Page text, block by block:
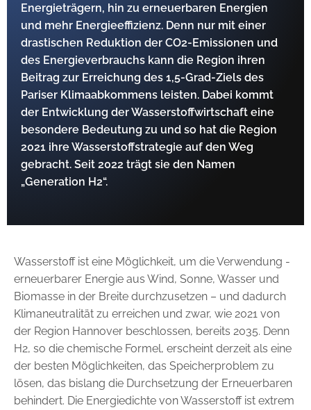
Energieträgern, hin zu ­erneuerbaren Energien
und mehr Energieeffi­zienz. Denn nur mit einer
drastischen Reduktion der CO2-Emissionen und
des Energieverbrauchs kann die ­Region ihren
Beitrag zur Erreichung des 1,5-Grad-Ziels des
Pariser Klimaabkommens leisten. Dabei kommt
der Entwicklung der Wasserstoffwirtschaft eine
besondere Bedeutung zu und so hat die Region
2021 ihre ­Wasserstoffstrategie auf den Weg
gebracht. Seit 2022 trägt sie den Namen
„Generation H2“.
Wasserstoff ist eine Möglichkeit, um die Verwendung ­
erneuerbarer Energie aus Wind, Sonne, Wasser und
Biomasse in der Breite durchzusetzen – und dadurch
Klimaneutralität zu erreichen und zwar, wie 2021 von
der Region Hannover beschlossen, bereits 2035. Denn
H2, so die chemische Formel, erscheint derzeit als eine
der besten Möglichkeiten, das Speicherproblem zu
lösen, das bislang die Durchsetzung der Erneuerbaren
behindert. Die Energiedichte von Wasserstoff ist extrem